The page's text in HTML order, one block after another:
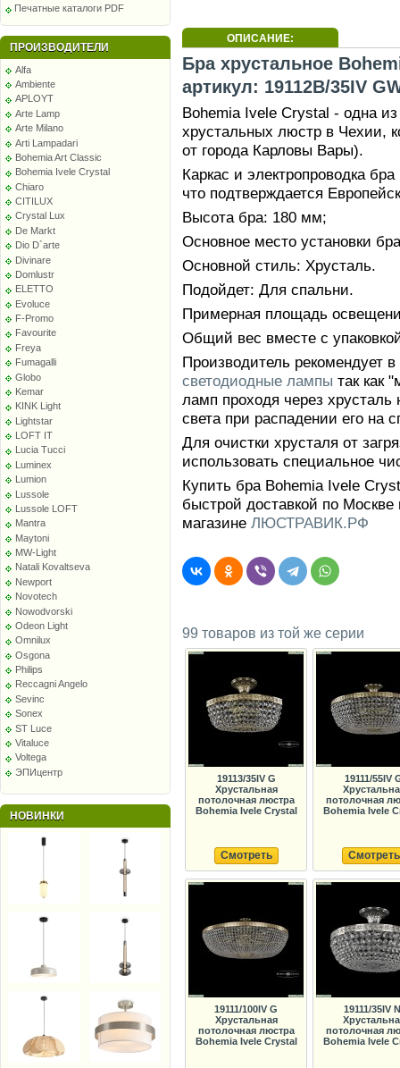
Печатные каталоги PDF
ПРОИЗВОДИТЕЛИ
Alfa
Ambiente
APLOYT
Arte Lamp
Arte Milano
Arti Lampadari
Bohemia Art Classic
Bohemia Ivele Crystal
Chiaro
CITILUX
Crystal Lux
De Markt
Dio D`arte
Divinare
Domlustr
ELETTO
Evoluce
F-Promo
Favourite
Freya
Fumagalli
Globo
Kemar
KINK Light
Lightstar
LOFT IT
Lucia Tucci
Luminex
Lumion
Lussole
Lussole LOFT
Mantra
Maytoni
MW-Light
Natali Kovaltseva
Newport
Novotech
Nowodvorski
Odeon Light
Omnilux
Osgona
Philips
Reccagni Angelo
Sevinc
Sonex
ST Luce
Vitaluce
Voltega
ЭПИцентр
НОВИНКИ
ОПИСАНИЕ:
Бра хрустальное
артикул: 19112B/35IV
Bohemia Ivele Crystal - одна
хрустальных люстр в Чехии,
от города Карловы Вары).
Каркас и электропроводка
что подтверждается
Высота бра: 180 мм;
Основное место установки
Основной стиль: Хрусталь.
Подойдет: Для спальни.
Примерная площадь
Общий вес вместе с
Производитель рекомендует
светодиодные лампы так как
ламп проходя через хрусталь
света при распадении его на
Для очистки хрусталя от
использовать специальное
Купить бра Bohemia Ivele
быстрой доставкой по
магазине ЛЮСТРАВИК.РФ
99 товаров из той же серии
19113/35IV G
Хрустальная
потолочная люстра
Bohemia Ivele Crystal
Смотреть
19111/55IV
потолочная
Bohemia Ivele
Смотреть
19111/100IV G
Хрустальная
потолочная люстра
Bohemia Ivele Crystal
19111/35IV
потолочная
Bohemia Ivele